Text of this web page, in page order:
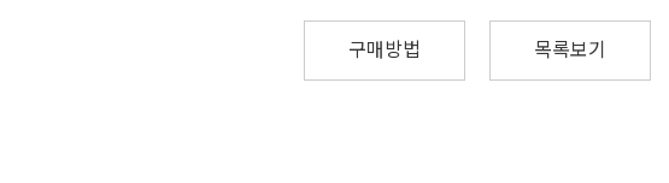
목록보기
구매방법